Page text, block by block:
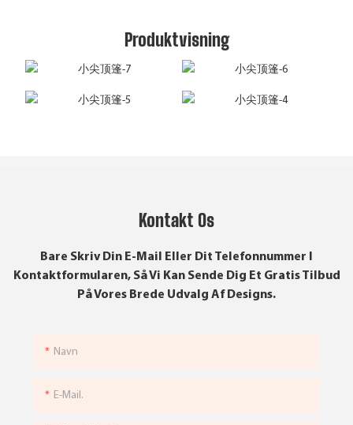
Produktvisning
Kontakt Os
Bare Skriv Din E-Mail Eller Dit Telefonnummer I
Kontaktformularen, Så Vi Kan Sende Dig Et Gratis Tilbud
På Vores Brede Udvalg Af Designs.
Navn
E-Mail.